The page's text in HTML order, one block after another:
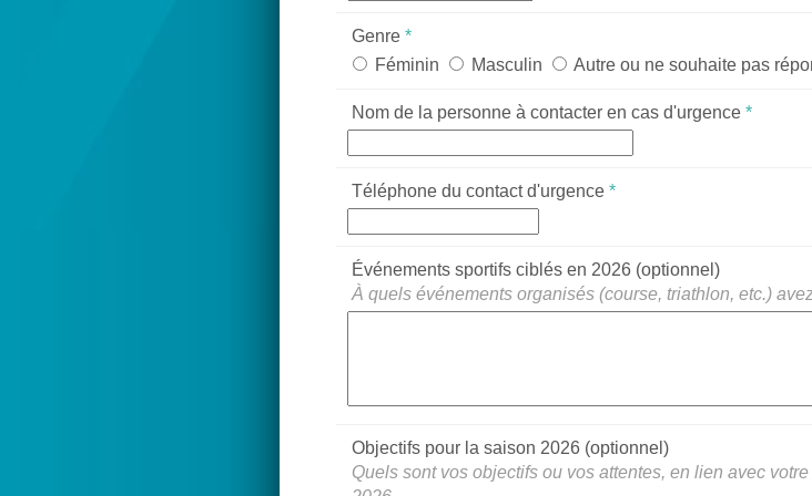
Genre *
Féminin
Masculin Autre ou ne souhaite pas
Nom de la personne à contacter en cas d'urgence *
Téléphone du contact d'urgence *
Événements sportifs ciblés en 2026 (optionnel)
À quels événements organisés (course, triathlon, etc.)
Objectifs pour la saison 2026 (optionnel)
Quels sont vos objectifs ou vos attentes, en lien avec